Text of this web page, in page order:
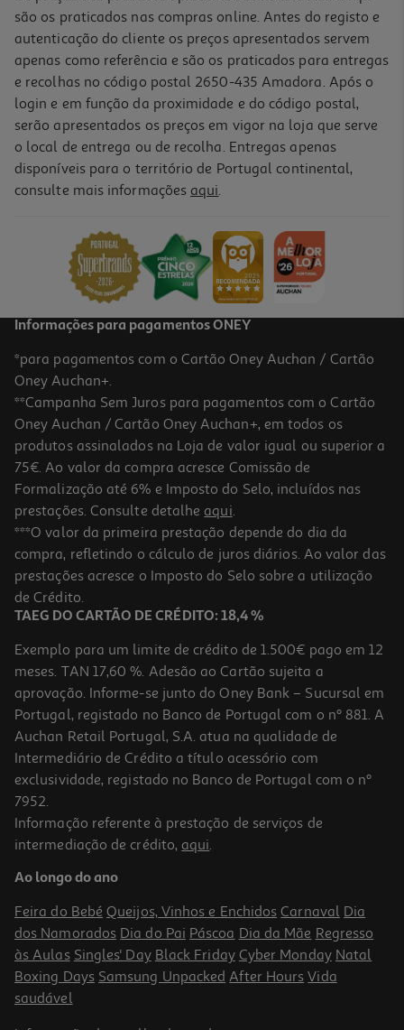
Empanadilha De Carne Cozida 135g
4.4
Empada De Galinha 85g
0.99 €/un
0,99 €
são os praticados nas compras online. Antes do registo e
autenticação do cliente os preços apresentados servem
apenas como referência e são os praticados para entregas
e recolhas no código postal 2650-435 Amadora. Após o
login e em função da proximidade e do código postal,
serão apresentados os preços em vigor na loja que serve
o local de entrega ou de recolha. Entregas apenas
disponíveis para o território de Portugal continental,
consulte mais informações aqui.
Informações para pagamentos ONEY
*para pagamentos com o Cartão Oney Auchan / Cartão
Oney Auchan+.
**Campanha Sem Juros para pagamentos com o Cartão
Oney Auchan / Cartão Oney Auchan+, em todos os
produtos assinalados na Loja de valor igual ou superior a
75€. Ao valor da compra acresce Comissão de
Formalização até 6% e Imposto do Selo, incluídos nas
prestações. Consulte detalhe aqui.
***O valor da primeira prestação depende do dia da
compra, refletindo o cálculo de juros diários. Ao valor das
prestações acresce o Imposto do Selo sobre a utilização
de Crédito.
TAEG DO CARTÃO DE CRÉDITO: 18,4 %
Exemplo para um limite de crédito de 1.500€ pago em 12
meses. TAN 17,60 %. Adesão ao Cartão sujeita a
aprovação. Informe-se junto do Oney Bank – Sucursal em
Portugal, registado no Banco de Portugal com o nº 881. A
Auchan Retail Portugal, S.A. atua na qualidade de
Intermediário de Crédito a título acessório com
exclusividade, registado no Banco de Portugal com o nº
7952.
Informação referente à prestação de serviços de
intermediação de crédito, aqui.
Ao longo do ano
Feira do Bebé Queijos, Vinhos e Enchidos Carnaval Dia
dos Namorados Dia do Pai Páscoa Dia da Mãe Regresso
às Aulas Singles' Day Black Friday Cyber Monday Natal
Boxing Days Samsung Unpacked After Hours Vida
saudável